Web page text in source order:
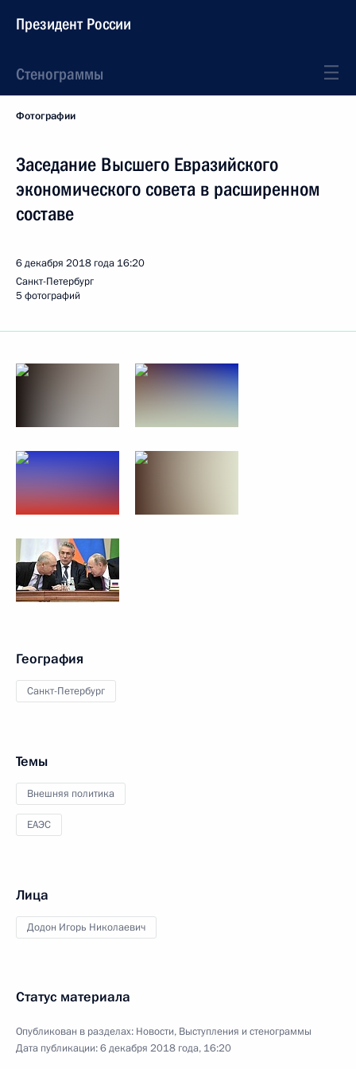
Президент России
Стенограммы
Фотографии
Заседание Высшего Евразийского
экономического совета в расширенном
составе
6 декабря 2018 года 16:20
Санкт-Петербург
5 фотографий
География
Санкт-Петербург
Темы
Внешняя политика
ЕАЭС
Лица
Додон Игорь Николаевич
Статус материала
Опубликован в разделах: Новости, Выступления и стенограммы
Дата публикации:6 декабря 2018 года, 16:20